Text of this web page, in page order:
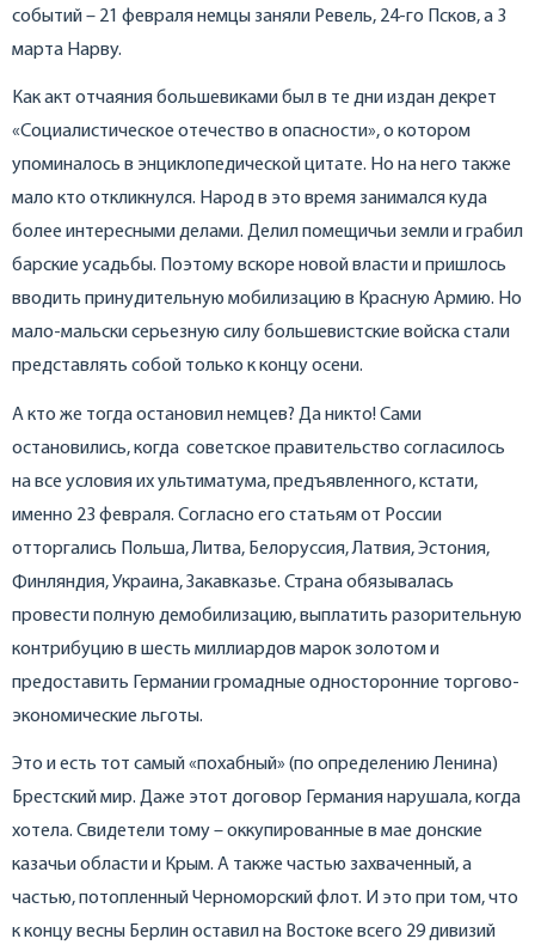
событий – 21 февраля немцы заняли Ревель, 24-го Псков, а 3
марта Нарву.
Как акт отчаяния большевиками был в те дни издан декрет
«Социалистическое отечество в опасности», о котором
упоминалось в энциклопедической цитате. Но на него также
мало кто откликнулся. Народ в это время занимался куда
более интересными делами. Делил помещичьи земли и грабил
барские усадьбы. Поэтому вскоре новой власти и пришлось
вводить принудительную мобилизацию в Красную Армию. Но
мало-мальски серьезную силу большевистские войска стали
представлять собой только к концу осени.
А кто же тогда остановил немцев? Да никто! Сами
остановились, когда советское правительство согласилось
на все условия их ультиматума, предъявленного, кстати,
именно 23 февраля. Согласно его статьям от России
отторгались Польша, Литва, Белоруссия, Латвия, Эстония,
Финляндия, Украина, Закавказье. Страна обязывалась
провести полную демобилизацию, выплатить разорительную
контрибуцию в шесть миллиардов марок золотом и
предоставить Германии громадные односторонние торгово-
экономические льготы.
Это и есть тот самый «похабный» (по определению Ленина)
Брестский мир. Даже этот договор Германия нарушала, когда
хотела. Свидетели тому – оккупированные в мае донские
казачьи области и Крым. А также частью захваченный, а
частью, потопленный Черноморский флот. И это при том, что
к концу весны Берлин оставил на Востоке всего 29 дивизий